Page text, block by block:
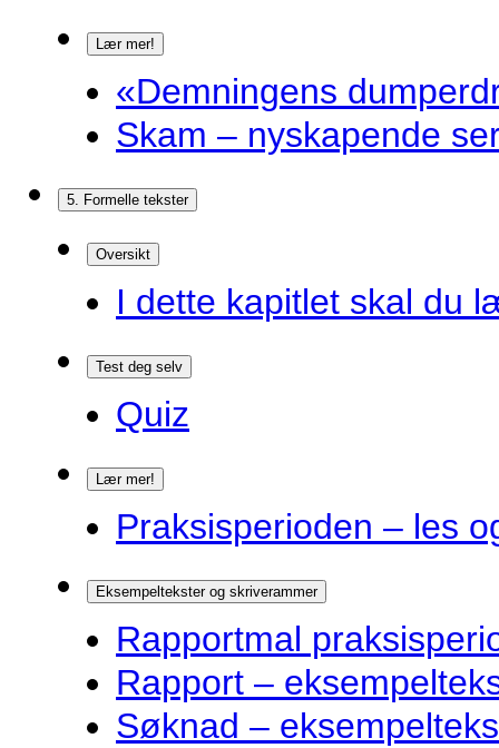
Lær mer!
«Demningens
Skam – nyskapende
5. Formelle tekster
Oversikt
I dette kapitlet skal du
Test deg selv
Quiz
Lær mer!
Praksisperioden – les
Eksempeltekster og skriverammer
Rapportmal
Rapport –
Søknad –